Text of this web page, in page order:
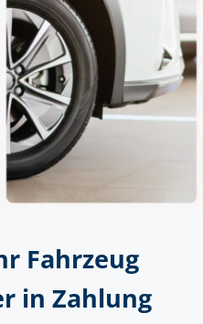
Fahrzeug
in Zahlung